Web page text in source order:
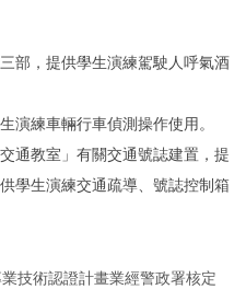
部，提供學生演練駕駛人呼氣酒
演練車輛行車偵測操作使用。
通教室」有關交通號誌建置，提
學生演練交通疏導、號誌控制箱
技術認證計畫業經警政署核定